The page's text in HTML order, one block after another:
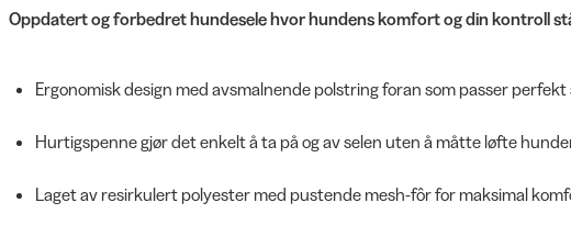
Oppdatert og forbedret hundesele hvor hundens komfort og din kontroll
Ergonomisk design med avsmalnende polstring foran som passer
Hurtigspenne gjør det enkelt å ta på og av selen uten å måtte løfte
Laget av resirkulert polyester med pustende mesh-fôr for maksimal